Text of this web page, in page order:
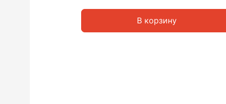
В корзину